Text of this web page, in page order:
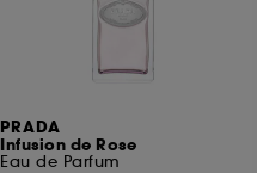
PRADA
Infusion de Rose
Eau de Parfum